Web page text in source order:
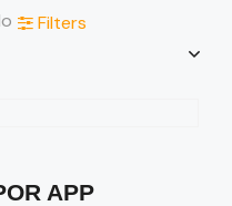
Filters
APP